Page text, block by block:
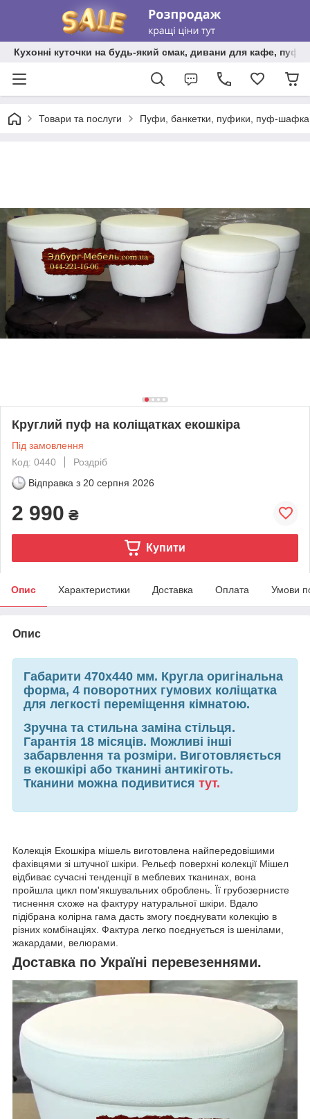
Кухонні куточки на будь-який смак, дивани для кафе,
Товари та послуги Пуфи, банкетки, пуфики, пуф-
Круглий пуф на коліщатках екошкіра
Під замовлення
Код: 0440
Роздріб
Відправка з 20 серпня 2026
2 990 ₴
Купити
Опис Характеристики Доставка Оплата Умови
Опис
Габарити 470х440 мм. Кругла оригінальна
форма, 4 поворотних гумових коліщатка
для легкості переміщення кімнатою.
Зручна та стильна заміна стільця.
Гарантія 18 місяців. Можливі інші
забарвлення та розміри. Виготовляється
в екошкірі або тканині антикіготь.
Тканини можна подивитися тут.
Колекція Екошкіра мішель виготовлена найпередовішими
фахівцями зі штучної шкіри. Рельєф поверхні колекції Мішел
відбиває сучасні тенденції в меблевих тканинах, вона
пройшла цикл пом'якшувальних оброблень. Її грубозернисте
тиснення схоже на фактуру натуральної шкіри. Вдало
підібрана колірна гама дасть змогу поєднувати колекцію в
різних комбінаціях. Фактура легко поєднується із шенілами,
жакардами, велюрами.
Доставка по Україні перевезеннями.